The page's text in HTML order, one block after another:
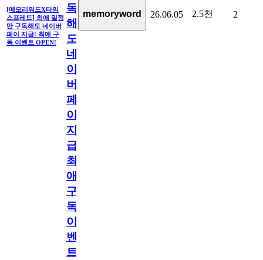
[메모리워드X타임
스프레드] 최애 일정
만 구독해도 네이버
페이 지급! 최애 구
독 이벤트 OPEN!
독
해
도
네
이
버
페
이
지
급!
최
애
구
독
이
벤
트
memoryword 26.06.05 2.5천 2